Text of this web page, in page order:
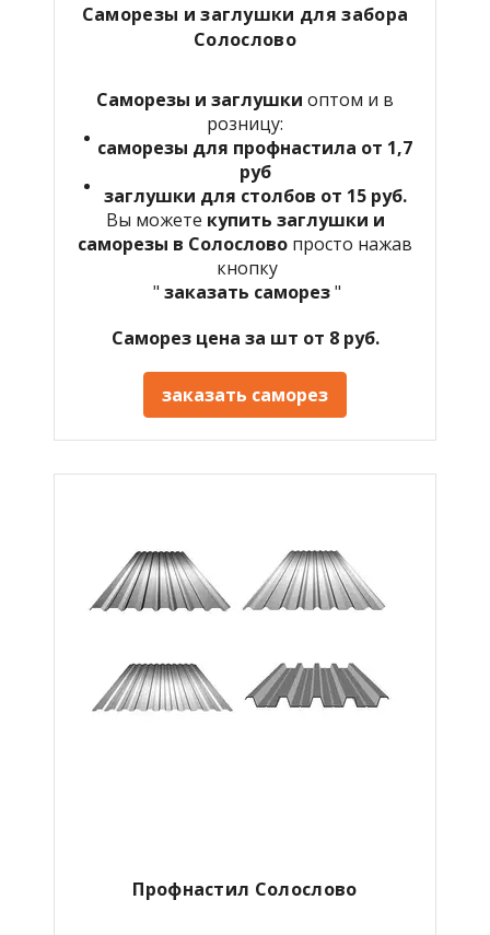
Саморезы и заглушки для забора
Солослово
Саморезы и заглушки оптом и в
розницу:
саморезы для профнастила от 1,7
руб
заглушки для столбов от 15 руб.
Вы можете купить заглушки и
саморезы в Солослово просто нажав
кнопку
" заказать саморез"
Саморез цена за шт от 8 руб.
заказать саморез
Профнастил Солослово